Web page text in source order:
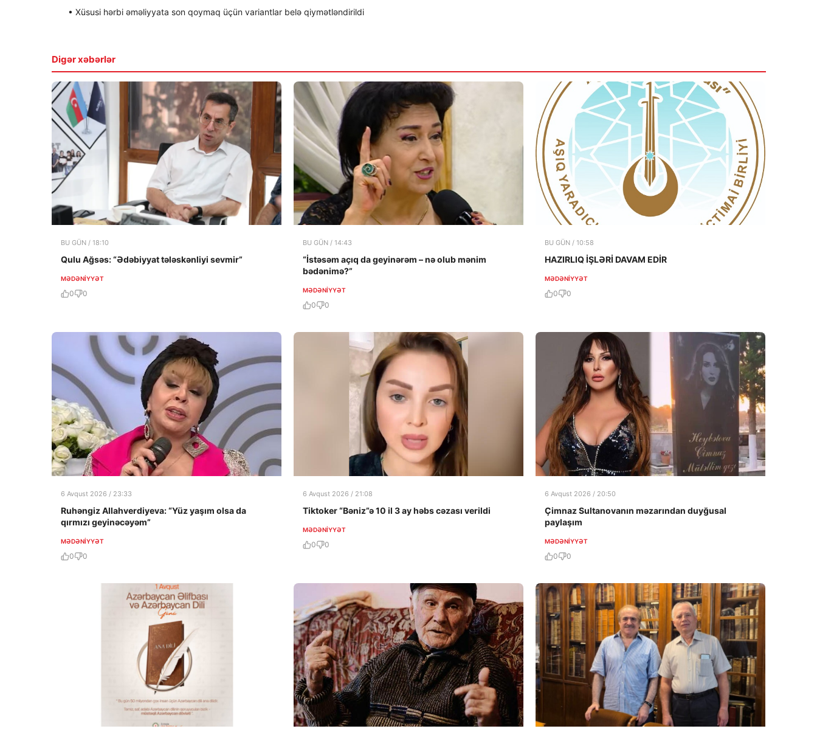
• Xüsusi hərbi əməliyyata son qoymaq üçün variantlar belə qiymətləndirildi
Digər xəbərlər
BU GÜN / 18:10
Qulu Ağsəs: “Ədəbiyyat tələskənliyi sevmir”
MƏDƏNIYYƏT
0 0
BU GÜN / 14:43
“İstəsəm açıq da geyinərəm – nə olub mənim
bədənimə?”
MƏDƏNIYYƏT
0 0
BU GÜN / 10:58
HAZIRLIQ İŞLƏRİ DAVAM EDİR
MƏDƏNIYYƏT
0 0
6 Avqust 2026 / 23:33
Ruhəngiz Allahverdiyeva: “Yüz yaşım olsa da
qırmızı geyinəcəyəm”
MƏDƏNIYYƏT
0 0
6 Avqust 2026 / 21:08
Tiktoker “Bəniz”ə 10 il 3 ay həbs cəzası verildi
MƏDƏNIYYƏT
0 0
6 Avqust 2026 / 20:50
Çimnaz Sultanovanın məzarından duyğusal
paylaşım
MƏDƏNIYYƏT
0 0